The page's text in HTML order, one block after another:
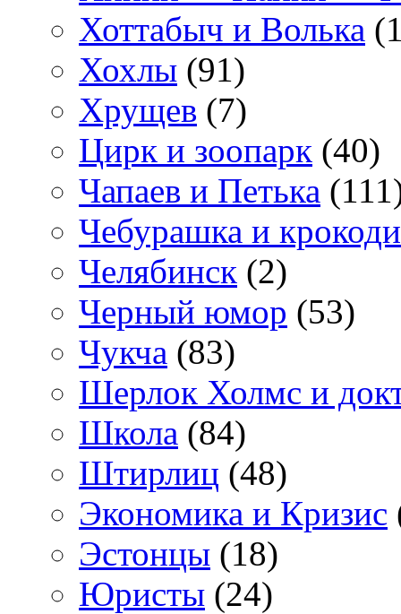
Хоттабыч и Волька
Хохлы (91)
Хрущев (7)
Цирк и зоопарк (40)
Чапаев и Петька
Чебурашка и
Челябинск (2)
Черный юмор (53)
Чукча (83)
Шерлок Холмс и
Школа (84)
Штирлиц (48)
Экономика и Кризис
Эстонцы (18)
Юристы (24)